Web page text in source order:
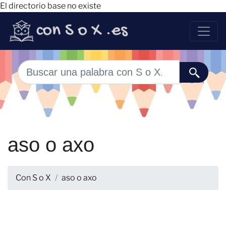
El directorio base no existe
aso o axo
Con S o X aso o axo